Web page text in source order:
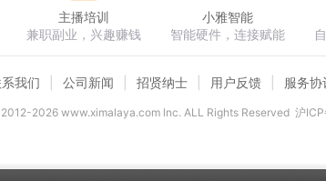
主播培训
兼职副业，兴趣赚钱
小雅智能
智能硬件，连接赋能
我们 公司新闻 招贤纳士 用户反馈 服务协
2026www.ximalaya.com lnc. ALL Rights Reserved 沪